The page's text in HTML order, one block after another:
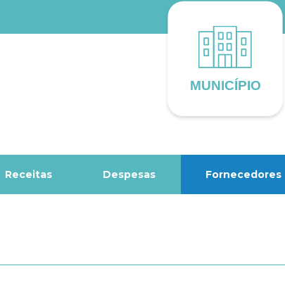
Receitas Despesas Fornecedores